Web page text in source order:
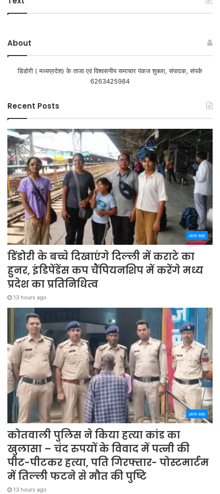
About
डिंडोरी ( मध्यप्रदेश) के ताजा एवं विश्वसनीय समाचार पंकज शुक्ला, संपादक, संपर्क
6263425984
Recent Posts
अपना शहर
डिंडोरी के बच्चे दिखाएंगे दिल्ली में कराटे का
हुनर, इंडिपेंडेंस कप चैंपियनशिप में करेंगे मध्य
प्रदेश का प्रतिनिधित्व
13 hours ago
अपना शहर
कोतवाली पुलिस ने किया हत्या कांड का
खुलासा – चंद रुपयों के विवाद में पत्नी की
पीट-पीटकर हत्या, पति गिरफ्तार- पोस्टमार्टम
में तिल्ली फटने से मौत की पुष्टि
13 hours ago